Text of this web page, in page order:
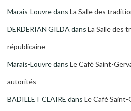
Marais-Louvredans La Salle des
DERDERIAN GILDA dans La Salle des
républicaine
Marais-Louvredans Le Café Saint-
autorités
BADILLET CLAIRE dans Le Café